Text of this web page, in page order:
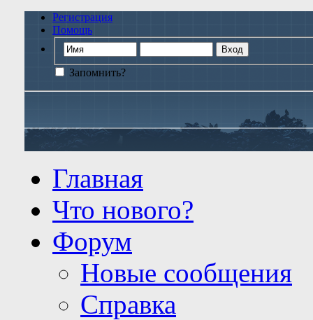
Регистрация
Помощь
Запомнить?
Главная
Что нового?
Форум
Новые сообщения
Справка